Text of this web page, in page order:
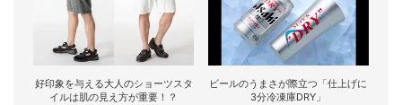
好印象を与える大人のショーツスタ
イルは肌の見え方が重要！？
ビールのうまさが際立つ「仕上げに
3分冷凍庫DRY」